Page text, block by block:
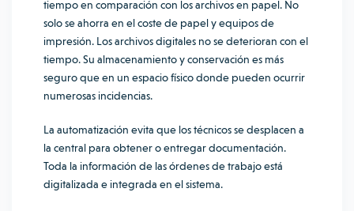
tiempo en comparación con los archivos en papel. No
solo se ahorra en el coste de papel y equipos de
impresión. Los archivos digitales no se deterioran con el
tiempo. Su almacenamiento y conservación es más
seguro que en un espacio físico donde pueden ocurrir
numerosas incidencias.
La automatización evita que los técnicos se desplacen a
la central para obtener o entregar documentación.
Toda la información de las órdenes de trabajo está
digitalizada e integrada en el sistema.